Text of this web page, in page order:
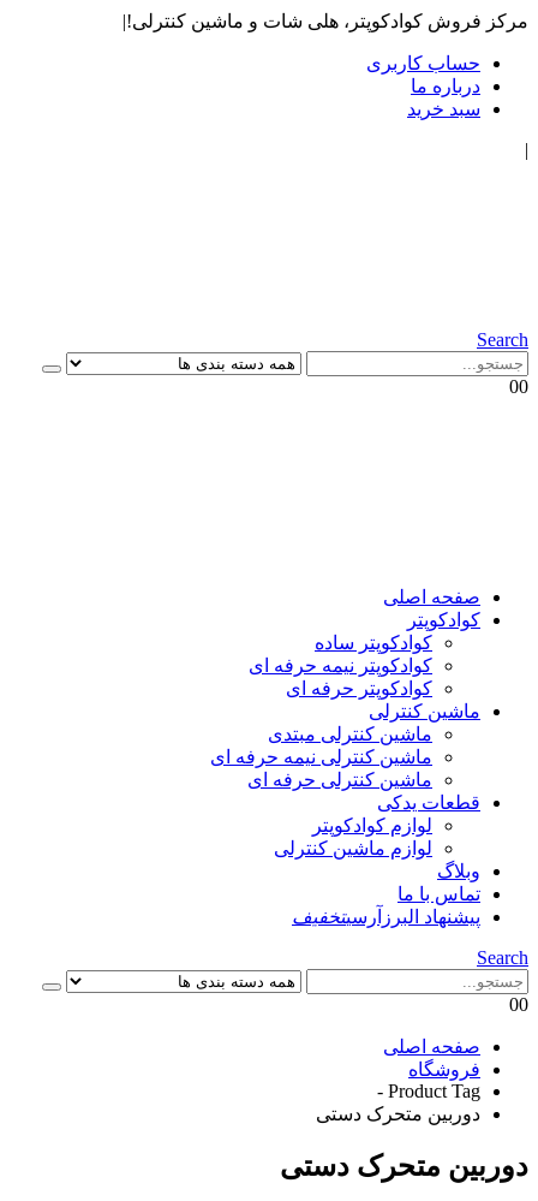
مرکز فروش کوادکوپتر، هلی شات و ماشین کنترلی!|
حساب کاربری
درباره ما
سبد خرید
|
Search
00
صفحه اصلی
کوادکوپتر
کوادکوپتر ساده
کوادکوپتر نیمه حرفه ای
کوادکوپتر حرفه ای
ماشین کنترلی
ماشین کنترلی مبتدی
ماشین کنترلی نیمه حرفه ای
ماشین کنترلی حرفه ای
قطعات یدکی
لوازم کوادکوپتر
لوازم ماشین کنترلی
وبلاگ
تماس با ما
پیشنهاد البرزآرسیتخفیف
Search
00
صفحه اصلی
فروشگاه
Product Tag -
دوربین متحرک دستی
دوربین متحرک دستی